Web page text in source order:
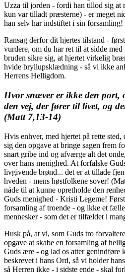
Uzza til jorden - fordi han tillod sig at
kun var tilladt præsterne) - er meget
han selv har indstiftet i sin forsamling!
Ransag derfor dit hjertes tilstand -
vurdere, om du har ret til at sidde
bruden sikre sig, at hjertet virkelig
hvide bryllupsklædning - så vi ikke
Herrens Helligdom.
Hvor snæver er ikke den port,
den vej, der fører til livet, og
(Matt 7,13-14)
Hvis enhver, med hjertet på rette
sig den opgave at bringe sagen frem
snart gribe ind og afværge alt det
over hans menighed. At forfalske
livgivende brønd... det er at tillade
hveden - mens høstfolkene sover!
nåde til at kunne opretholde den
Guds menighed - Kristi Legeme!
forsamling af troende - og ikke et
mennesker - som det er tilfældet i
Husk på, at vi, som Guds tro
opgave at skabe en forsamling af
Guds ære - og lad os atter genindføre
beskrevet i hans Ord, så vi holder
så Herren ikke - i sidste ende - skal